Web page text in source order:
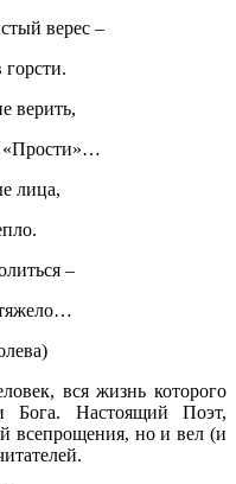
верес –
горсти.
верить,
«Прости»…
лица,
–
вся жизнь которого
Настоящий Поэт,
всепрощения, но и вел (и